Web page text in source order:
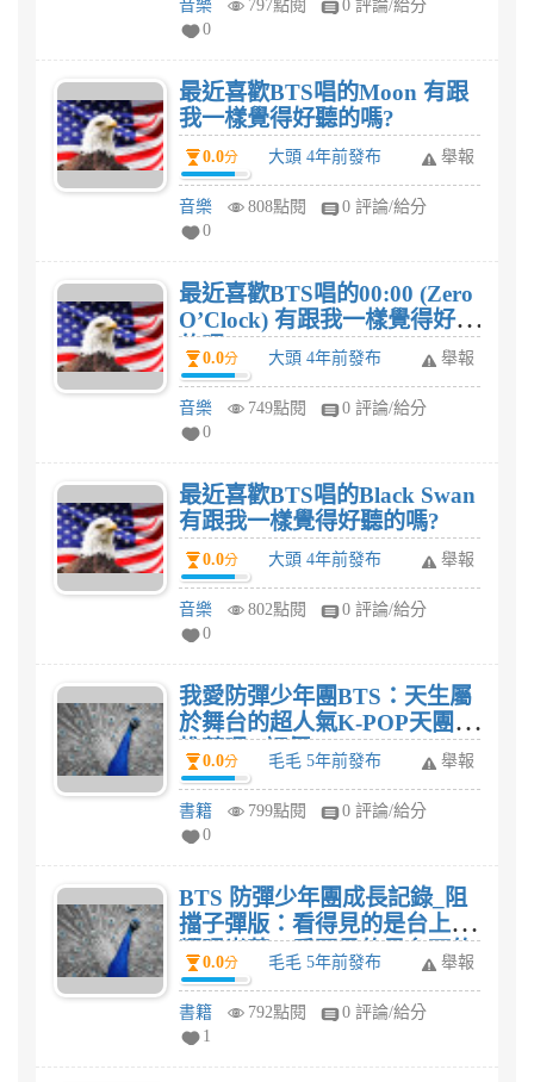
音樂 797點閱
0 評論/給分
0
最近喜歡BTS唱的Moon 有跟
我一樣覺得好聽的嗎?
0.0分 大頭 4年前發布 舉報
音樂 808點閱
0 評論/給分
0
最近喜歡BTS唱的00:00 (Zero
O’Clock) 有跟我一樣覺得好聽
的嗎?
0.0分 大頭 4年前發布 舉報
音樂 749點閱
0 評論/給分
0
最近喜歡BTS唱的Black Swan
有跟我一樣覺得好聽的嗎?
0.0分 大頭 4年前發布 舉報
音樂 802點閱
0 評論/給分
0
我愛防彈少年團BTS：天生屬
於舞台的超人氣K-POP天團
推薦嗎? 評價?
0.0分 毛毛 5年前發布 舉報
書籍 799點閱
0 評論/給分
0
BTS 防彈少年團成長記錄_阻
擋子彈版：看得見的是台上的
耀眼光芒，看不見的是台下的
汗淚交織。藉由前BBC撰稿人
敏銳之眼，陪伴A.R.M.Y貼近
BTS，一起參與這趟動容勵志
0.0分 毛毛 5年前發布 舉報
書籍 792點閱
0 評論/給分
1